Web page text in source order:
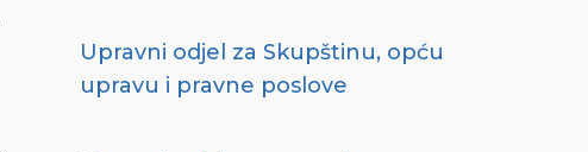
Upravni odjel za Skupštinu, opću
upravu i pravne poslove